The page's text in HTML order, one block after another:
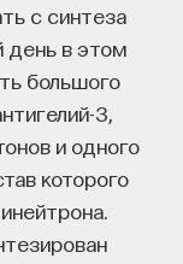
с синтеза
день в этом
большого
3,
и одного
которого